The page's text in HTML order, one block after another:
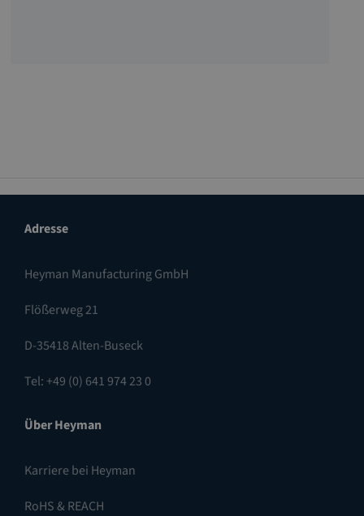
Adresse
Heyman Manufacturing GmbH
Flößerweg 21
D-35418 Alten-Buseck
Tel: +49 (0) 641 974 23 0
Über Heyman
Karriere bei Heyman
RoHS & REACH